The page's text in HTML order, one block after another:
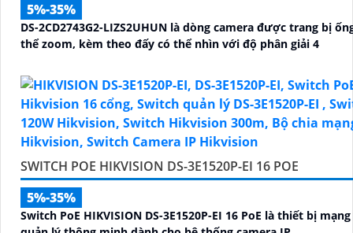
5%-35%
DS-2CD2743G2-LIZS2UHUN là dòng camera được trang bị
thể zoom, kèm theo đấy có thể nhìn với độ phân giải 4
SWITCH POE HIKVISION DS-3E1520P-EI 16 POE
5%-35%
Switch PoE HIKVISION DS-3E1520P-EI 16 PoE là thiết bị